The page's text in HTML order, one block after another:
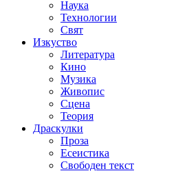
Наука
Технологии
Свят
Изкуство
Литература
Кино
Музика
Живопис
Сцена
Теория
Драскулки
Проза
Есеистика
Свободен текст